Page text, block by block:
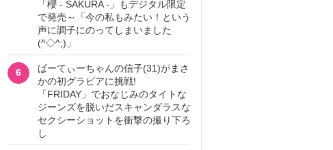
「櫻 - SAKURA -」もデジタル限定
で発売～「今の私もみたい！という
声に調子にのってしまいました
(^◇^;)」
6
ぱーてぃーちゃんの信子(31)がまさ
かの初グラビアに挑戦!
「FRIDAY」でおなじみのタイトな
ジーンズを脱いだスキャンダラスな
セクシーショットを衝撃の撮り下ろ
し